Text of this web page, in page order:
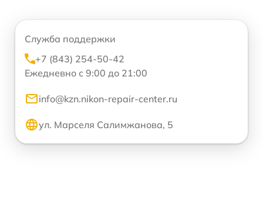
Служба поддержки
+7 (843) 254-50-42
Ежедневно с 9:00 до 21:00
info@kzn.nikon-repair-center.ru
ул. Марселя Салимжанова, 5